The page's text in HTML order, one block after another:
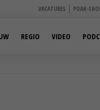
VACATURES POAH-
REGIO VIDEO